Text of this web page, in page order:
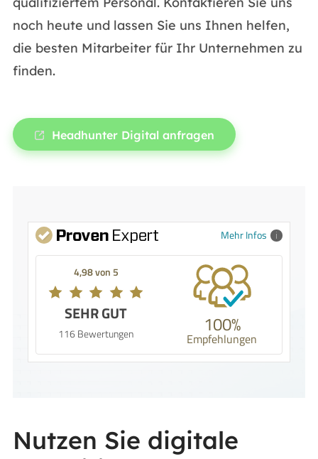
noch heute und lassen Sie uns Ihnen helfen,
die besten Mitarbeiter für Ihr Unternehmen zu
finden.
Headhunter Digital anfragen
Mehr Infos
4,98 von 5
SEHR GUT
116 Bewertungen 100%
Empfehlungen
Nutzen Sie digitale